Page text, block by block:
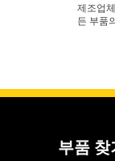
제조업
든 부품
부품 찾